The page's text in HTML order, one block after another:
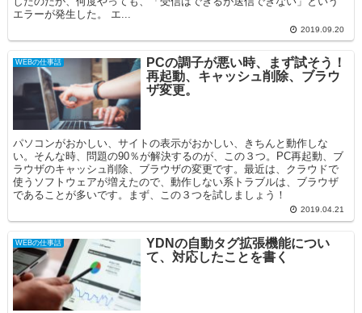
エラーが発生した。 エ...
2019.09.20
WEBの仕事話
PCの調子が悪い時、まず試そう！
再起動、キャッシュ削除、ブラウ
ザ変更。
パソコンがおかしい、サイトの表示がおかしい、きちんと動作しな
い。そんな時、問題の90％が解決するのが、この３つ。PC再起動、ブ
ラウザのキャッシュ削除、ブラウザの変更です。最近は、クラウドで
使うソフトウェアが増えたので、動作しない系トラブルは、ブラウザ
であることが多いです。まず、この３つを試しましょう！
2019.04.21
WEBの仕事話
YDNの自動タグ拡張機能につい
て、対応したことを書く